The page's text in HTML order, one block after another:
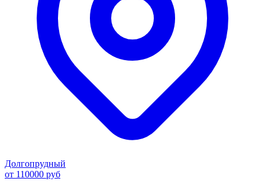
Долгопрудный
от 110000 руб